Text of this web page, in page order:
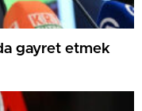
gayret etmek